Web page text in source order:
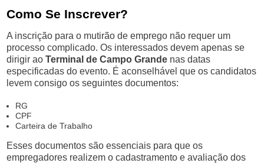
Como Se Inscrever?
A inscrição para o mutirão de emprego não requer um
processo complicado. Os interessados devem apenas se
dirigir aoTerminal de Campo Grande nas datas
especificadas do evento. É aconselhável que os candidatos
levem consigo os seguintes documentos:
RG
CPF
Carteira de Trabalho
Esses documentos são essenciais para que os
empregadores realizem o cadastramento e avaliação dos